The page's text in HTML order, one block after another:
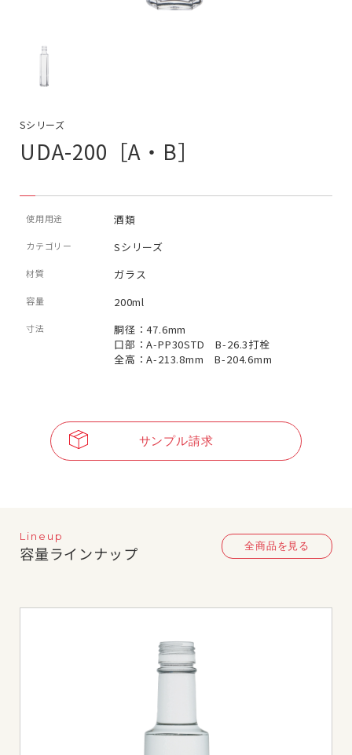
Sシリーズ
UDA-200［A・B］
使用用途 酒類
カテゴリー Sシリーズ
材質 ガラス
容量 200ml
寸法
胴径：47.6mm
口部：A-PP30STD B-26.3打栓
全高：A-213.8mm B-204.6mm
サンプル請求
Lineup
容量ラインナップ 全商品を見る